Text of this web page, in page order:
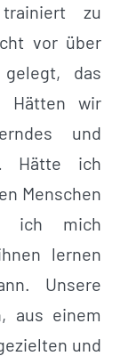
zu
vor über
das
Hätten wir
und
Hätte ich
Menschen
ich mich
lernen
Unsere
aus einem
und